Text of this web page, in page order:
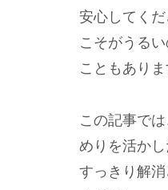
安心してく
こそがうる
こともありま
この記事で
めりを活か
すっきり解